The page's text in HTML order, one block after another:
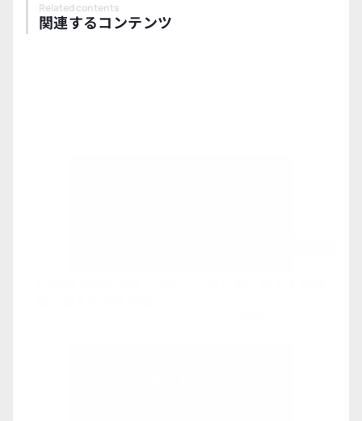
Related contents
関連するコンテンツ